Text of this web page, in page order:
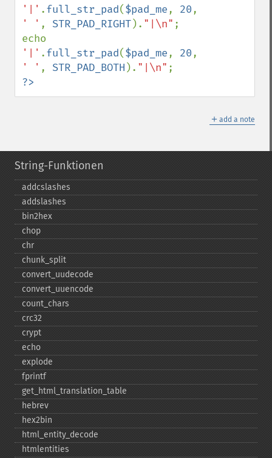
'|' .full_str_pad($pad_me, 20
' ' , STR_PAD_RIGHT). "|\n" ;
'|' .full_str_pad($pad_me, 20
' ' , STR_PAD_BOTH ). "|\n"
?>
＋ add a note
String-Funktionen
addcslashes
addslashes
bin2hex
chop
chr
chunk_​split
convert_​uudecode
convert_​uuencode
count_​chars
crc32
crypt
echo
explode
fprintf
get_​html_​translation_​table
hebrev
hex2bin
html_​entity_​decode
htmlentities